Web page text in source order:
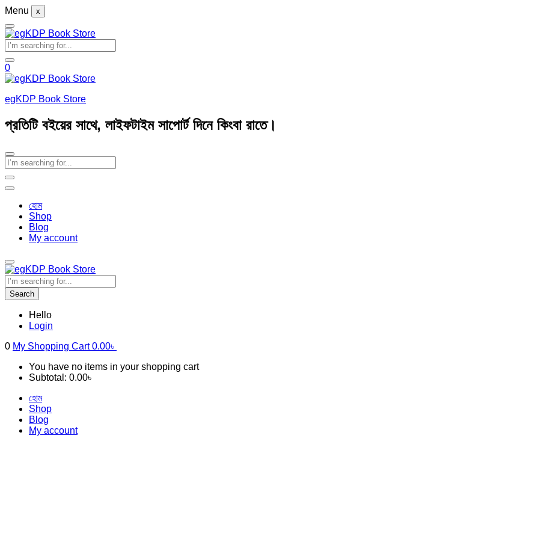
Menu x
0
egKDP Book Store
প্রতিটি বইয়ের সাথে, লাইফটাইম সাপোর্ট দিনে কিংবা রাতে।
হোম
Shop
Blog
My account
Search
Hello
Login
0 My Shopping Cart0.00৳
You have no items in your shopping cart
Subtotal: 0.00৳
হোম
Shop
Blog
My account